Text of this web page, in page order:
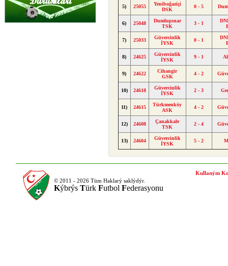
5) 25055
Yeniboğaziçi
DSK
0 - 5
6) 25048
Dumlupınar
TSK
3 - 1
7) 25033
Güvercinlik
İYSK
0 - 1
8) 24625
Güvercinlik
İYSK
9 - 1
9) 24622
Cihangir
GSK
4 - 2
10) 24618
Güvercinlik
İYSK
2 - 3
11) 24615
Türkmenköy
ASK
4 - 2
12) 24608
Çanakkale
TSK
2 - 4
13) 24604
Güvercinlik
İYSK
5 - 2
© 2011 - 2026 Tüm Haklarý saklýdýr.
Kýbrýs Türk Futbol Federasyonu
Kullaným